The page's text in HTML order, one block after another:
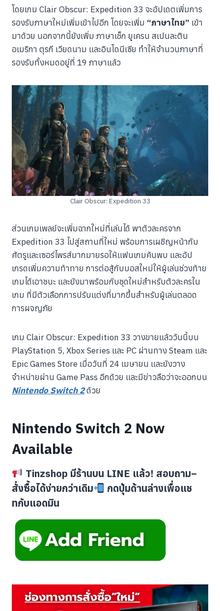
โดยเกม Clair Obscur: Expedition 33 จะอัปเดตเพิ่มการ
รองรับภาษาใหม่เพิ่มเข้าไปอีก โดยจะเพิ่ม “ภาษาไทย” เข้า
มาด้วย นอกจากนี้ยังเพิ่ม ภาษาเช็ก ยูเครน สเปนละติน
อเมริกา ตุรกี เวียดนาม และอินโดนีเซีย ทำให้จำนวนภาษาที่
รองรับทั้งหมดอยู่ที่ 19 ภาษาแล้ว
Clair Obscur: Expedition 33
ส่วนเกมเพลย์จะเพิ่มฉากใหม่ที่เล่นได้ พาตัวละครจาก
Expedition 33 ไปสู่สถานที่ใหม่ พร้อมการเผชิญหน้ากับ
ศัตรูและเซอร์ไพรส์มากมายรอให้แฟนเกมค้นพบ และอัป
เกรดเพิ่มความท้าทาย การต่อสู้กับบอสใหม่ให้ผู้เล่นช่วงท้าย
เกมได้เอาชนะ และยังมาพร้อมกับชุดใหม่สำหรับตัวละครใน
เกม ที่มีตัวเลือกการปรับแต่งที่มากขึ้นสำหรับผู้เล่นตลอด
การผจญภัย
เกม Clair Obscur: Expedition 33 วางขายแล้ววันนี้บน
PlayStation 5, Xbox Series และ PC ผ่านทาง Steam และ
Epic Games Store เมื่อวันที่ 24 เมษายน และยังวาง
จำหน่ายผ่าน Game Pass อีกด้วย และมีข่าวลือว่าจะออกบน
Nintendo Switch 2ด้วย
Nintendo Switch 2 Now
Available
Tinzshop มีร้านบน LINE แล้ว! สอบถาม–
สั่งซื้อได้ง่ายกว่าเดิม
กดปุ่มด้านล่างเพื่อแช
ทกับแอดมิน